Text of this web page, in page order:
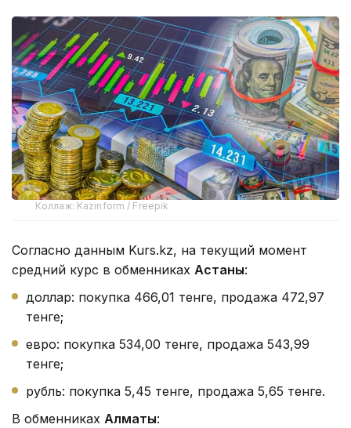
Коллаж: Kazinform / Freepik
Согласно данным Kurs.kz, на текущий момент
средний курс в обменниках Астаны:
доллар: покупка 466,01 тенге, продажа 472,97
тенге;
евро: покупка 534,00 тенге, продажа 543,99
тенге;
рубль: покупка 5,45 тенге, продажа 5,65 тенге.
В обменниках Алматы: